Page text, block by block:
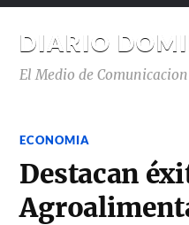
DIARIO
El Medio de Comunicacion
ECONOMIA
Destacan